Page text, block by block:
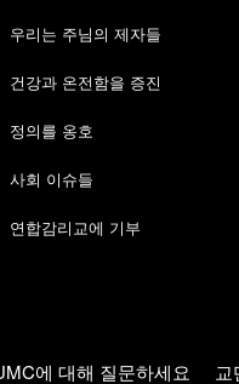
우리는 주님의 제자들
건강과 온전함을 증진
정의를 옹호
사회 이슈들
연합감리교에 기부
에 대해 질문하세요 교